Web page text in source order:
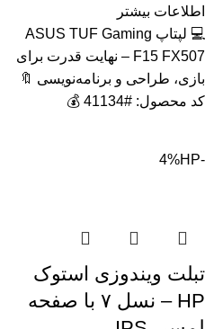
اطلاعات بیشتر
💻 لپتاپ ASUS TUF Gaming
F15 FX507 – نهایت قدرت برای
بازی، طراحی و برنامه‌نویسی 🔖
کد محصول: #41134 💰
-4%
HP
تبلت ویندوزی استوک
HP – نسل ۷ با صفحه